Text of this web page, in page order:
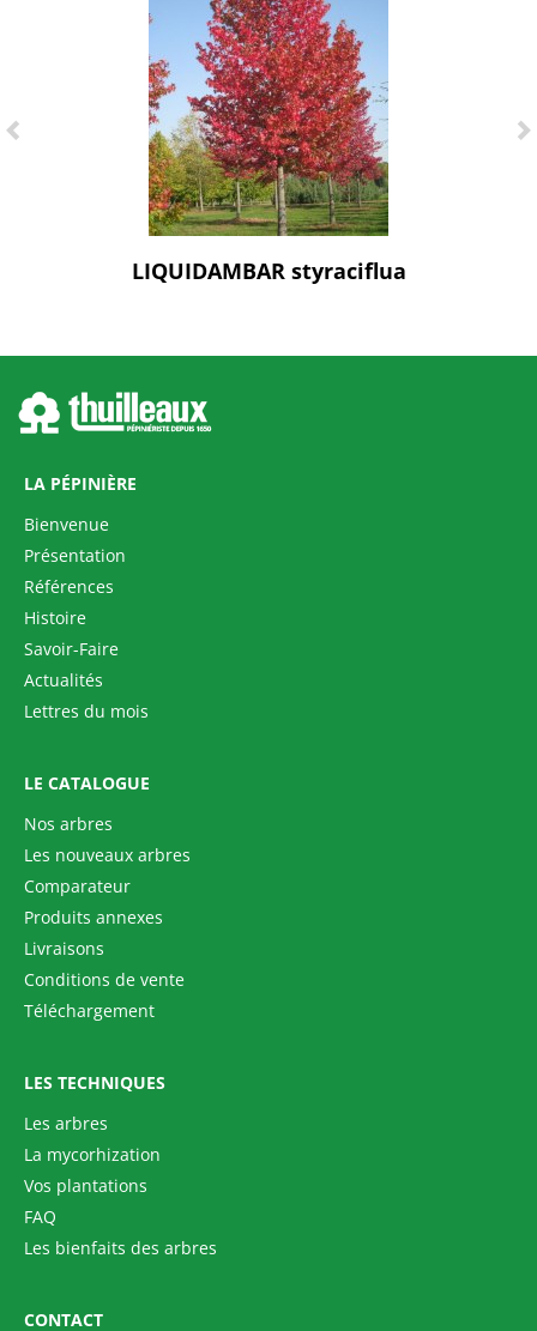
LIQUIDAMBAR styraciflua
LA PÉPINIÈRE
Bienvenue
Présentation
Références
Histoire
Savoir-Faire
Actualités
Lettres du mois
LE CATALOGUE
Nos arbres
Les nouveaux arbres
Comparateur
Produits annexes
Livraisons
Conditions de vente
Téléchargement
LES TECHNIQUES
Les arbres
La mycorhization
Vos plantations
FAQ
Les bienfaits des arbres
CONTACT